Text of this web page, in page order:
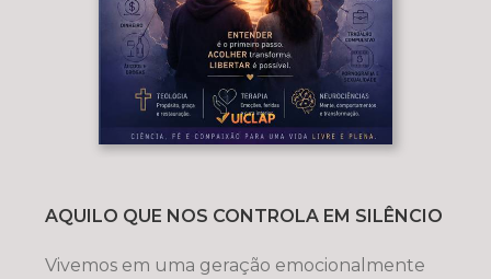
AQUILO QUE NOS CONTROLA EM SILÊNCIO
Vivemos em uma geração emocionalmente